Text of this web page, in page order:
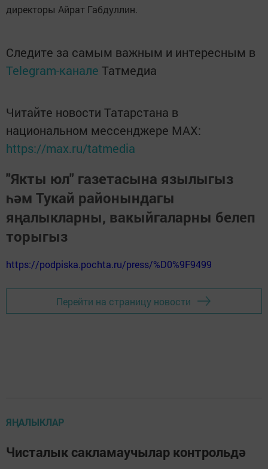
директоры Айрат Габдуллин.
Следите за самым важным и интересным в
Telegram-канале Татмедиа
Читайте новости Татарстана в
национальном мессенджере MАХ:
https://max.ru/tatmedia
"Якты юл" газетасына язылыгыз
һәм Тукай районындагы
яңалыкларны, вакыйгаларны белеп
торыгыз
https://podpiska.pochta.ru/press/%D0%9F9499
Перейти на страницу новости
ЯҢАЛЫКЛАР
Чисталык сакламаучылар контрольдә